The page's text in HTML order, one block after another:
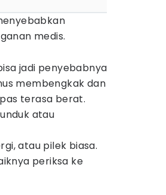
medis.
jadi penyebabnya
membengkak dan
terasa berat.
atau
atau pilek biasa.
periksa ke